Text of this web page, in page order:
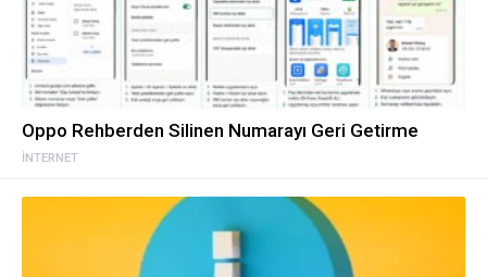
İNTERNET
Oppo Rehberden Silinen Numarayı Geri Getirme